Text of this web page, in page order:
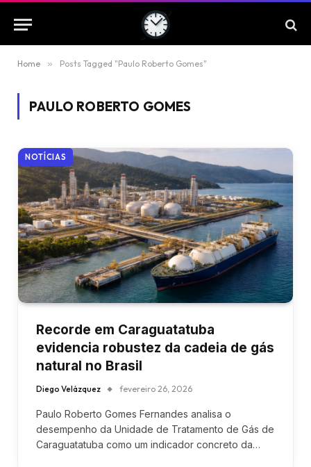
Home » Posts Tagged "Paulo Roberto Gomes"
PAULO ROBERTO GOMES
NOTÍCIAS
Recorde em Caraguatatuba
evidencia robustez da cadeia de gás
natural no Brasil
Diego Velázquez fevereiro 26, 2026
Paulo Roberto Gomes Fernandes analisa o
desempenho da Unidade de Tratamento de Gás de
Caraguatatuba como um indicador concreto da…